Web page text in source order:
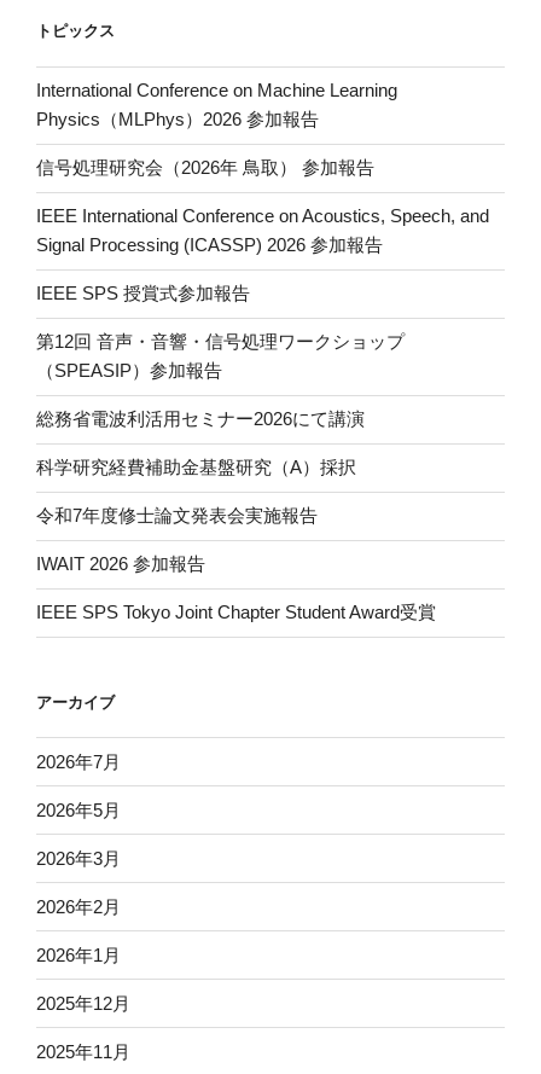
Li
n
k
トピックス
International Conference on Machine Learning
Physics（MLPhys）2026 参加報告
信号処理研究会（2026年 鳥取） 参加報告
IEEE International Conference on Acoustics, Speech, and
Signal Processing (ICASSP) 2026 参加報告
IEEE SPS 授賞式参加報告
第12回 音声・音響・信号処理ワークショップ
（SPEASIP）参加報告
総務省電波利活用セミナー2026にて講演
科学研究経費補助金基盤研究（A）採択
令和7年度修士論文発表会実施報告
IWAIT 2026 参加報告
IEEE SPS Tokyo Joint Chapter Student Award受賞
アーカイブ
2026年7月
2026年5月
2026年3月
2026年2月
2026年1月
2025年12月
2025年11月